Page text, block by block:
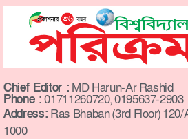
Chief Editor : MD Harun-Ar Rashid
Phone :01711260720, 0195637-2903
Address: Ras Bhaban (3rd Floor)
1000